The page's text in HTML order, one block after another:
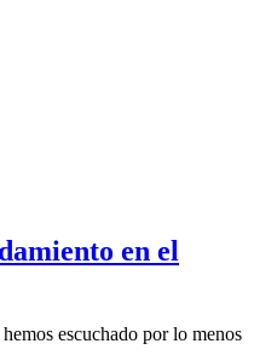
en el
escuchado por lo menos